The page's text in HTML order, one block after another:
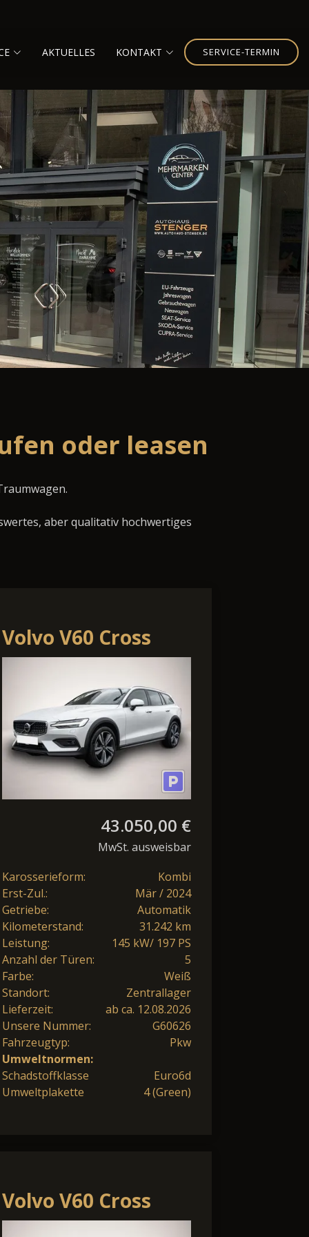
AKTUELLES KONTAKT SERVICE-TERMIN
oder leasen
aber qualitativ hochwertiges
Volvo V60 Cross
Country B4 AWD
Ultimate Pano
Harman/Ka
43.050,00 €
MwSt. ausweisbar
Karosserieform:
Kombi
Erst-Zul.:
Mär / 2024
Getriebe:
Automatik
Kilometerstand:
31.242 km
Leistung:
145 kW/ 197 PS
Anzahl der Türen:
5
Farbe:
Weiß
Standort:
Zentrallager
Lieferzeit:
ab ca. 12.08.2026
Unsere Nummer:
G60626
Fahrzeugtyp:
Pkw
Umweltnormen:
Schadstoffklasse
Euro6d
Umweltplakette
4 (Green)
Volvo V60 Cross
Country B4 (Diesel)